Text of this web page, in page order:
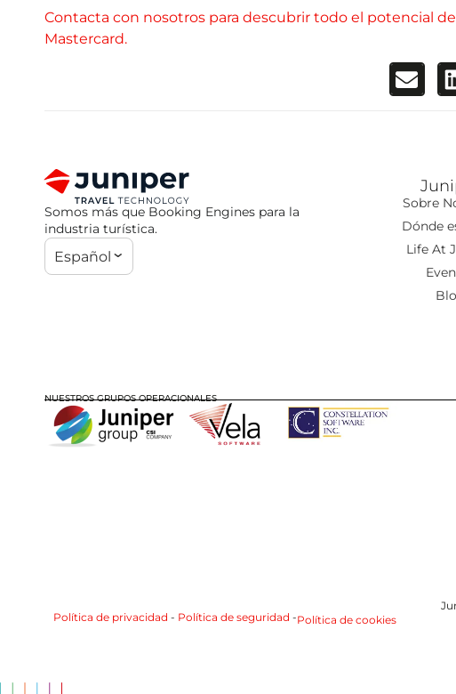
Contacta con nosotros para descubrir todo el potencial
Mastercard.
Somos más que Booking Engines para la
industria turística.
Español
Sobre
Dónde
Life At
NUESTROS GRUPOS OPERACIONALES
Política de privacidad - Política de seguridad -Política de cookies